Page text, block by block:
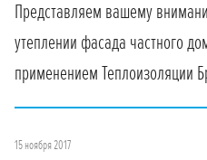
Представляем вашему
утеплении фасада частного
применением Теплоизоляции
15 ноября 2017